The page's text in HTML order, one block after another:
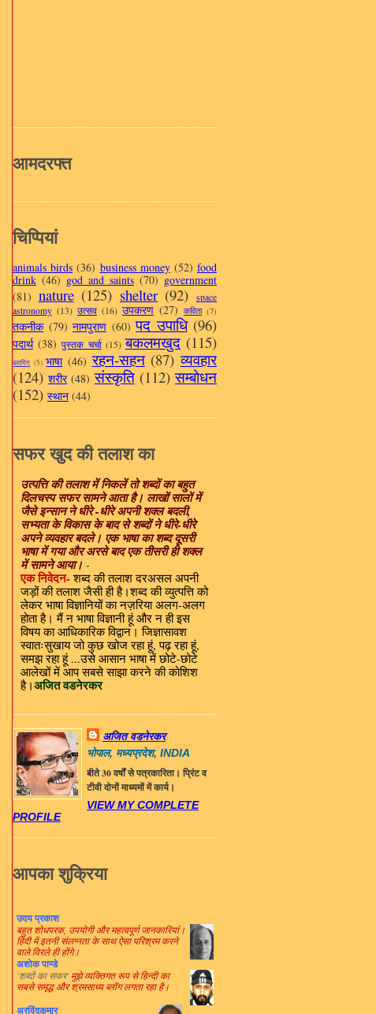
आमदरफ्त
चिप्पियां
animals birds (36) business money (52) food
drink (46) god and saints (70) government
(81) nature (125) shelter (92)
space
astronomy (13) उत्सव (16) उपकरण (27) कविता (7)
तकनीक (79) नामपुराण (60) पद उपाधि (96)
पदार्थ (38) पुस्तक चर्चा (15) बकलमखुद (115)
ब्लागिंग (5) भाषा (46) रहन-सहन (87) व्यवहार
(124) शरीर (48) संस्कृति (112) सम्बोधन
(152) स्थान (44)
सफर खुद की तलाश का
उत्पत्ति की तलाश में निकलें तो शब्दों का बहुत
दिलचस्प सफरसामने आता है। लाखों सालों में
जैसे इन्सान ने धीरे -धीरे अपनी शक्ल बदली,
सभ्यता के विकास के बाद से शब्दों ने धीरे-धीरे
अपने व्यवहार बदले। एक भाषा का शब्द दूसरी
भाषा में गया और अरसे बाद एक तीसरी ही शक्ल
में सामने आया। -
एक निवेदन- शब्द की तलाश दरअसल अपनी
जड़ों की तलाश जैसी ही है।शब्द की व्युत्पत्ति को
लेकर भाषा विज्ञानियों का नज़रिया अलग-अलग
होता है। मैं न भाषा विज्ञानी हूं और न ही इस
विषय का आधिकारिक विद्वान। जिज्ञासावश
स्वातःसुखाय जो कुछ खोज रहा हूं, पढ़ रहा हूं,
समझ रहा हूं ...उसे आसान भाषा में छोटे-छोटे
आलेखों में आप सबसे साझा करने की कोशिश
है।अजित वडनेरकर
अजित वडनेरकर
भोपाल, मध्यप्रदेश, INDIA
बीते 30 वर्षों से पत्रकारिता। प्रिंट व
टीवी दोनों माध्यमों में कार्य।
VIEW MY COMPLETE
PROFILE
आपका शुक्रिया
उदय प्रकाश
बहुत शोधपरक, उपयोगी और महत्वपूर्ण जानकारियां।
हिंदी में इतनी संलग्नता के साथ ऐसा परिश्रम करने
वाले विरले ही होंगे।
अशोक पाण्डे
'शब्दों का सफर' मुझे व्यक्तिगत रूप से हिन्दी का
सबसे समृद्ध और श्रमसाध्य ब्लॉग लगता रहा है।
अरविंदकुमार